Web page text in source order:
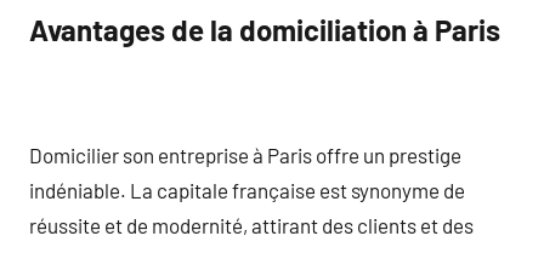
Avantages de la domiciliation à Paris
Domicilier son entreprise à Paris offre un prestige
indéniable. La capitale française est synonyme de
réussite et de modernité, attirant des clients et des